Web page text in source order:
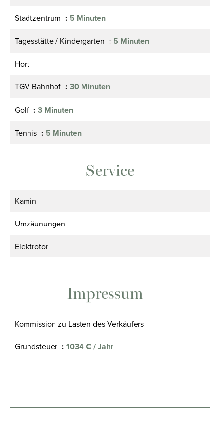
Stadtzentrum 5 Minuten
Tagesstätte / Kindergarten 5 Minuten
Hort
TGV Bahnhof 30 Minuten
Golf 3 Minuten
Tennis 5 Minuten
Service
Kamin
Umzäunungen
Elektrotor
Impressum
Kommission zu Lasten des Verkäufers
Grundsteuer 1034 € / Jahr